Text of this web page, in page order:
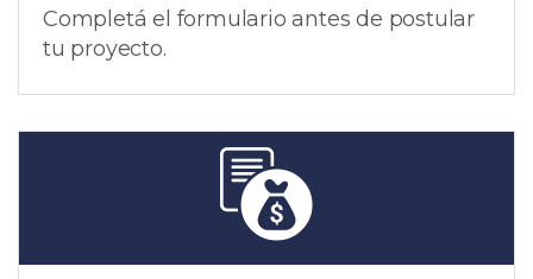
Completá el formulario antes de postular
tu proyecto.